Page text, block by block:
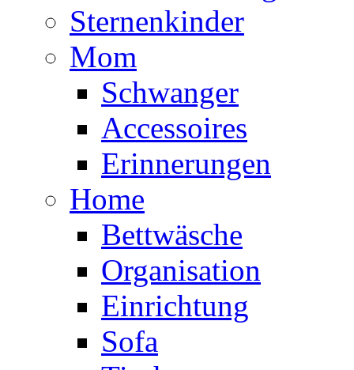
Sternenkinder
Mom
Schwanger
Accessoires
Erinnerungen
Home
Bettwäsche
Organisation
Einrichtung
Sofa